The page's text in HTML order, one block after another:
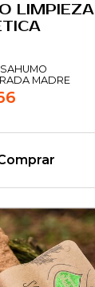
LIMPIEZA
SAHUMO
MADRE